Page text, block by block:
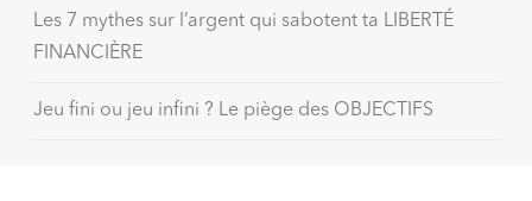
Les 7 mythes sur l’argent qui sabotent ta LIBERTÉ
FINANCIÈRE
Jeu fini ou jeu infini ? Le piège des OBJECTIFS